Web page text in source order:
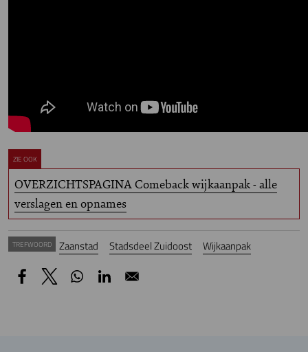
ZIE OOK
OVERZICHTSPAGINA Comeback wijkaanpak - alle
verslagen en opnames
TREFWOORD Zaanstad Stadsdeel Zuidoost Wijkaanpak